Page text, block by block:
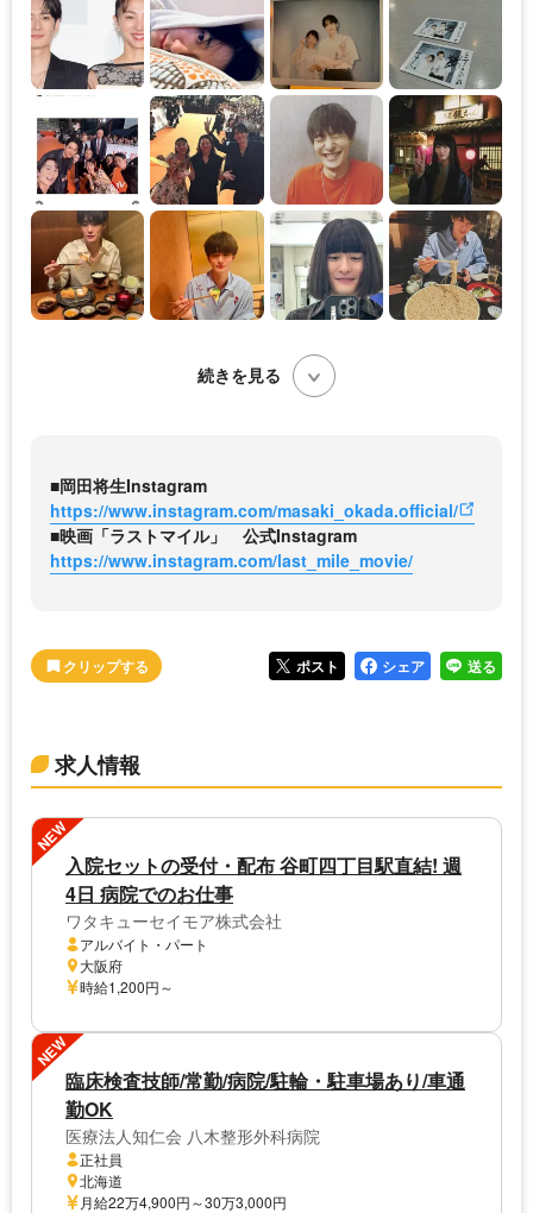
続きを見る
■岡田将生Instagram
https://www.instagram.com/masaki_okada.official/
■映画「ラストマイル」 公式Instagram
https://www.instagram.com/last_mile_movie/
ポスト シェア 送る
求人情報
NEW
入院セットの受付・配布 谷町四丁目駅直結! 週
4日 病院でのお仕事
ワタキューセイモア株式会社
アルバイト・パート
大阪府
時給1,200円～
NEW
臨床検査技師/常勤/病院/駐輪・駐車場あり/車通
勤OK
医療法人知仁会 八木整形外科病院
正社員
北海道
月給22万4,900円～30万3,000円